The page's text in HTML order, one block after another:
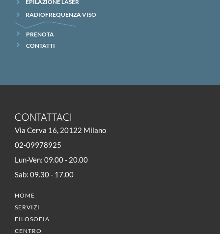
EPILAZIONE LASER
RADIOFREQUENZA VISO
PRENOTA
CONTATTI
CONTATTACI
Via Cerva 16, 20122 Milano
02-09978925
Lun-Ven: 09.00 - 20.00
Sab: 09.30 - 17.00
HOME
SERVIZI
FILOSOFIA
CENTRO